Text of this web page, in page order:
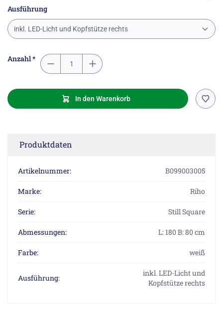
Ausführung
inkl. LED-Licht und Kopfstütze rechts
Anzahl *
In den Warenkorb
Produktdaten
Artikelnummer: B099003005
Marke: Riho
Serie: Still Square
Abmessungen: L: 180 B: 80 cm
Farbe: weiß
Ausführung:
inkl. LED-Licht und
Kopfstütze rechts